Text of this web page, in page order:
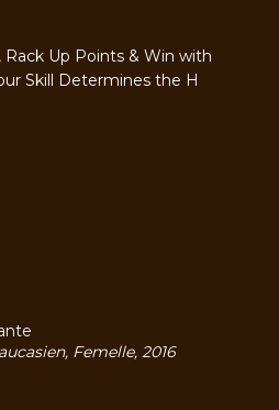
Rack Up Points & Win with
Skill Determines the H
Femelle, 2016